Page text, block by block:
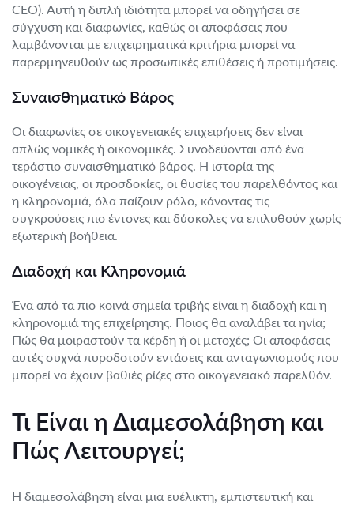
CEO). Αυτή η διπλή ιδιότητα μπορεί να οδηγήσει σε
σύγχυση και διαφωνίες, καθώς οι αποφάσεις που
λαμβάνονται με επιχειρηματικά κριτήρια μπορεί να
παρερμηνευθούν ως προσωπικές επιθέσεις ή προτιμήσεις.
Συναισθηματικό Βάρος
Οι διαφωνίες σε οικογενειακές επιχειρήσεις δεν είναι
απλώς νομικές ή οικονομικές. Συνοδεύονται από ένα
τεράστιο συναισθηματικό βάρος. Η ιστορία της
οικογένειας, οι προσδοκίες, οι θυσίες του παρελθόντος και
η κληρονομιά, όλα παίζουν ρόλο, κάνοντας τις
συγκρούσεις πιο έντονες και δύσκολες να επιλυθούν χωρίς
εξωτερική βοήθεια.
Διαδοχή και Κληρονομιά
Ένα από τα πιο κοινά σημεία τριβής είναι η διαδοχή και η
κληρονομιά της επιχείρησης. Ποιος θα αναλάβει τα ηνία;
Πώς θα μοιραστούν τα κέρδη ή οι μετοχές; Οι αποφάσεις
αυτές συχνά πυροδοτούν εντάσεις και ανταγωνισμούς που
μπορεί να έχουν βαθιές ρίζες στο οικογενειακό παρελθόν.
Τι Είναι η Διαμεσολάβηση και
Πώς Λειτουργεί;
Η διαμεσολάβηση είναι μια ευέλικτη, εμπιστευτική και